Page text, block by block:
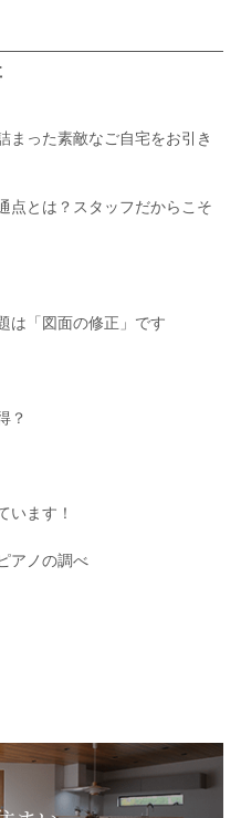
まった素敵なご自宅をお引き
点とは？スタッフだからこそ
は「図面の修正」です
？
います！
アノの調べ